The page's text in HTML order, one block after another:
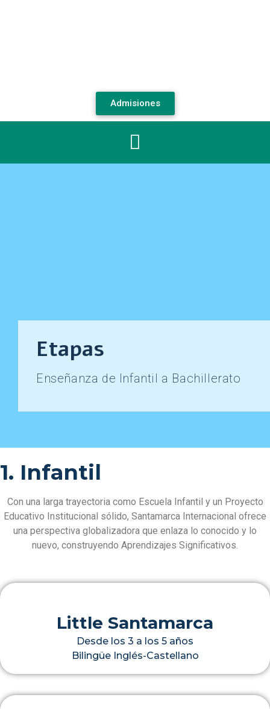
Admisiones
Etapas
Enseñanza de Infantil a Bachillerato
1. Infantil
Con una larga trayectoria como Escuela Infantil y un Proyecto
Educativo Institucional sólido, Santamarca Internacional ofrece
una perspectiva globalizadora que enlaza lo conocido y lo
nuevo, construyendo Aprendizajes Significativos.
Little Santamarca
Desde los 3 a los 5 años
Bilingüe Inglés-Castellano